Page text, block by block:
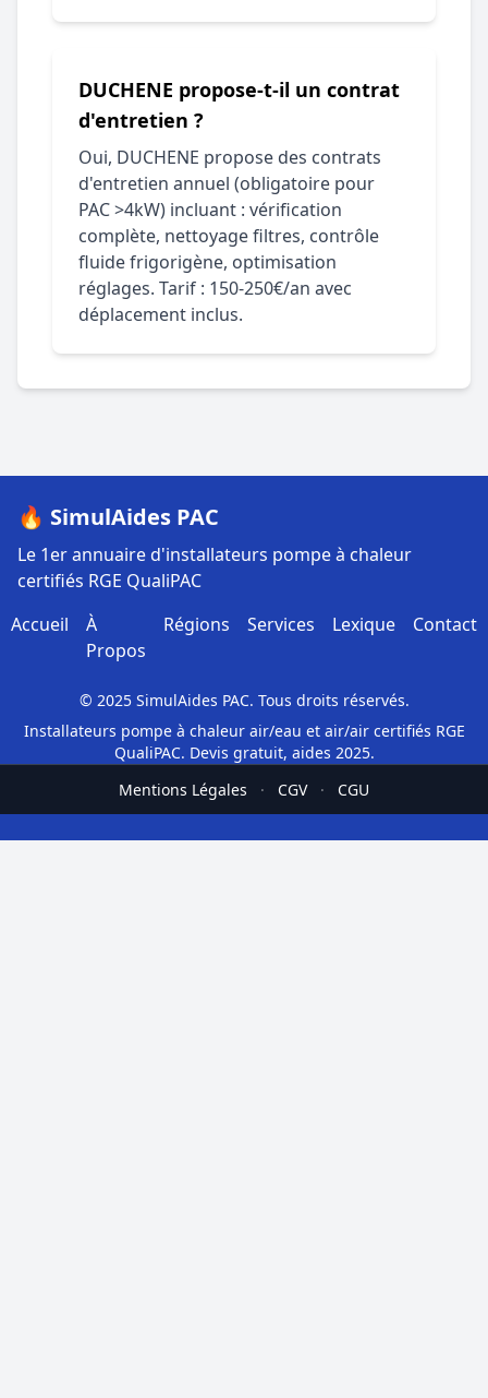
DUCHENE propose-t-il un contrat
d'entretien ?
Oui, DUCHENE propose des contrats
d'entretien annuel (obligatoire pour
PAC >4kW) incluant : vérification
complète, nettoyage filtres, contrôle
fluide frigorigène, optimisation
réglages. Tarif : 150-250€/an avec
déplacement inclus.
🔥 SimulAides PAC
Le 1er annuaire d'installateurs pompe à chaleur
certifiés RGE QualiPAC
Accueil
À
Propos
Régions Services Lexique Contact
© 2025 SimulAides PAC. Tous droits réservés.
Installateurs pompe à chaleur air/eau et air/air certifiés RGE
QualiPAC. Devis gratuit, aides 2025.
Mentions Légales
· CGV · CGU